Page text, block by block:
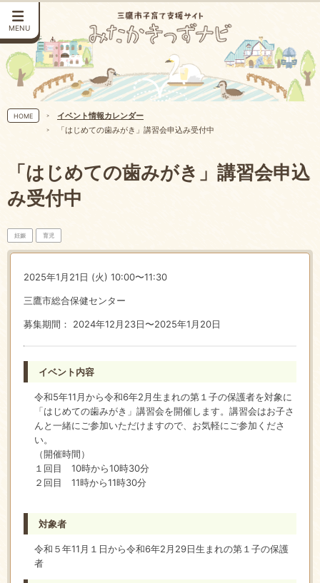
MENU
HOME
イベント情報カレンダー
「はじめての歯みがき」講習会申込み受付中
「はじめての歯みがき」講習会申込
み受付中
妊娠 育児
2025年1月21日 (火) 10:00〜11:30
三鷹市総合保健センター
募集期間： 2024年12月23日〜2025年1月20日
イベント内容
令和5年11月から令和6年2月生まれの第１子の保護者を対象に
「はじめての歯みがき」講習会を開催します。講習会はお子さ
んと一緒にご参加いただけますので、お気軽にご参加くださ
い。
（開催時間）
１回目 10時から10時30分
２回目 11時から11時30分
対象者
令和５年11月１日から令和6年2月29日生まれの第１子の保護
者